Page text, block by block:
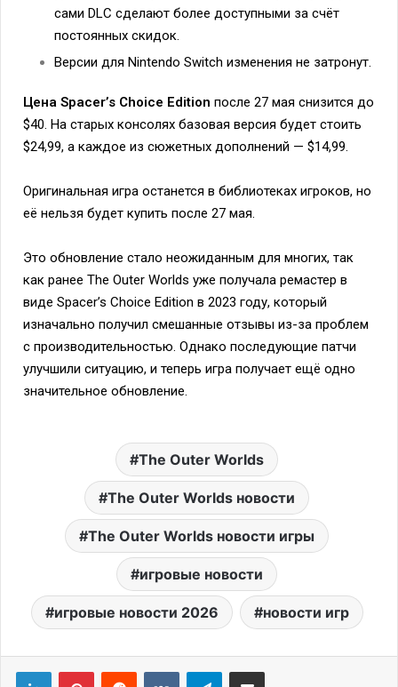
сами DLC сделают более доступными за счёт
постоянных скидок.
Версии для Nintendo Switch изменения не затронут.
Цена Spacer’s Choice Edition после 27 мая снизится до
$40. На старых консолях базовая версия будет стоить
$24,99, а каждое из сюжетных дополнений — $14,99.
Оригинальная игра останется в библиотеках игроков, но
её нельзя будет купить после 27 мая.
Это обновление стало неожиданным для многих, так
как ранее The Outer Worlds уже получала ремастер в
виде Spacer’s Choice Edition в 2023 году, который
изначально получил смешанные отзывы из-за проблем
с производительностью. Однако последующие патчи
улучшили ситуацию, и теперь игра получает ещё одно
значительное обновление.
The Outer Worlds
The Outer Worlds новости
The Outer Worlds новости игры
игровые новости
игровые новости 2026 новости игр